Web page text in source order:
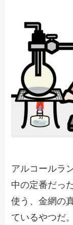
アルコールラ
中の定番だっ
使う、金網の
ているやつだ